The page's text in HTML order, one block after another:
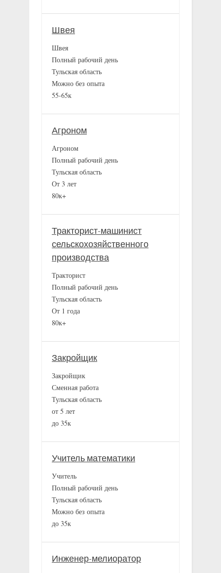
Швея
Швея
Полный рабочий день
Тульская область
Можно без опыта
55-65к
Агроном
Агроном
Полный рабочий день
Тульская область
От 3 лет
80к+
Тракторист-машинист
сельскохозяйственного
производства
Тракторист
Полный рабочий день
Тульская область
От 1 года
80к+
Закройщик
Закройщик
Сменная работа
Тульская область
от 5 лет
до 35к
Учитель математики
Учитель
Полный рабочий день
Тульская область
Можно без опыта
до 35к
Инженер-мелиоратор